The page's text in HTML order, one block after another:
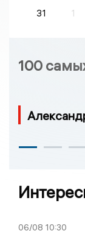
31
1
100
06/08 10:30